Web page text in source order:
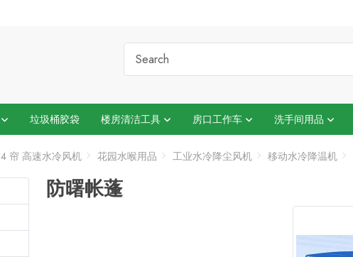
垃圾桶胶袋 楼房清洁工具 房口工作车 洗手间用品
4 帘 高速水冷风机 花园水喉用品 工业水冷降尘风机 移动水冷降温机
防曙帐蓬